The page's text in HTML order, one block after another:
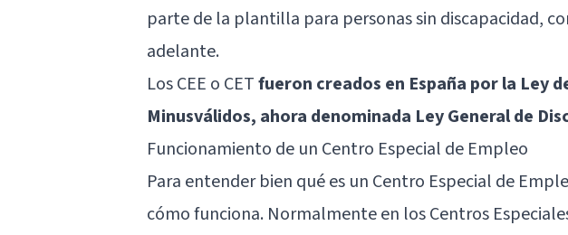
parte de la plantilla para personas sin discapacidad,
adelante.
Los CEE o CETfueron creados en España por la Ley
Minusválidos, ahora denominada Ley General de
Funcionamiento de un Centro Especial de Empleo
Para entender bien qué es un Centro Especial de
cómo funciona. Normalmente en los Centros